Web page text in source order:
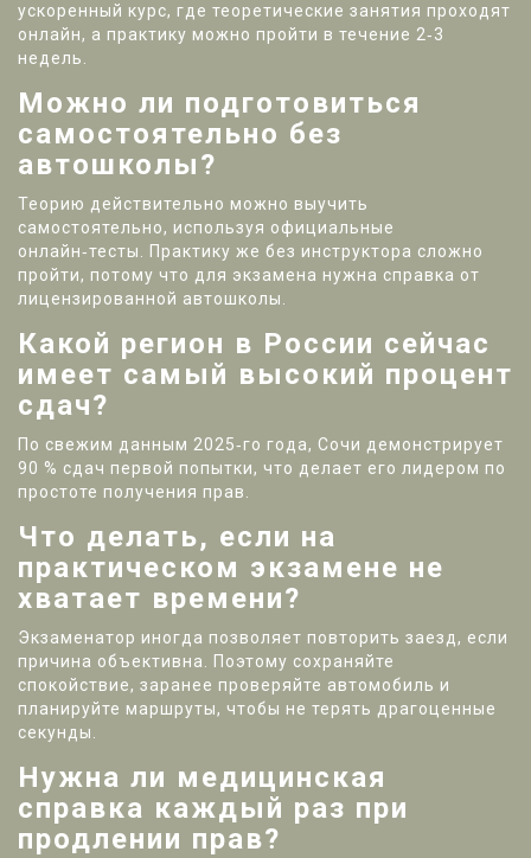
ускоренный курс, где теоретические занятия проходят
онлайн, а практику можно пройти в течение 2‑3
недель.
Можно ли подготовиться
самостоятельно без
автошколы?
Теорию действительно можно выучить
самостоятельно, используя официальные
онлайн‑тесты. Практику же без инструктора сложно
пройти, потому что для экзамена нужна справка от
лицензированной автошколы.
Какой регион в России сейчас
имеет самый высокий процент
сдач?
По свежим данным 2025‑го года, Сочи демонстрирует
90 % сдач первой попытки, что делает его лидером по
простоте получения прав.
Что делать, если на
практическом экзамене не
хватает времени?
Экзаменатор иногда позволяет повторить заезд, если
причина объективна. Поэтому сохраняйте
спокойствие, заранее проверяйте автомобиль и
планируйте маршруты, чтобы не терять драгоценные
секунды.
Нужна ли медицинская
справка каждый раз при
продлении прав?